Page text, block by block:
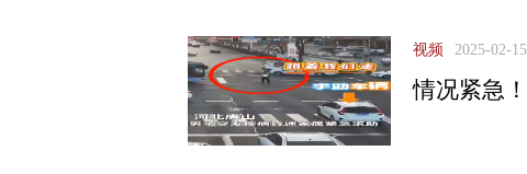
视频 2025-02-15
情况紧急